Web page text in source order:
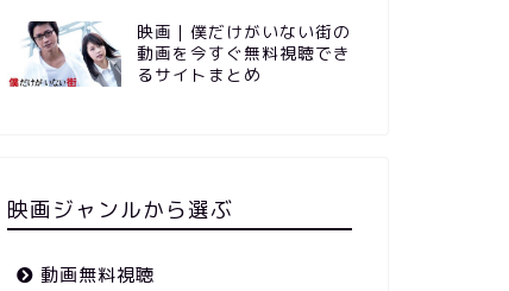
映画｜僕だけがいない街の
動画を今すぐ無料視聴でき
るサイトまとめ
映画ジャンルから選ぶ
動画無料視聴